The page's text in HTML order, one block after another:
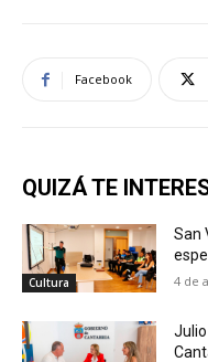
Facebook
QUIZÁ TE
Cultura
San
4 de